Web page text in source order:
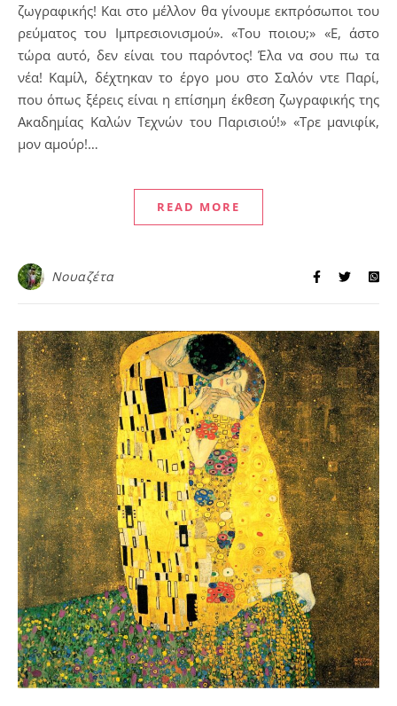
ζωγραφικής! Και στο μέλλον θα γίνουμε εκπρόσωποι του
ρεύματος του Ιμπρεσιονισμού». «Του ποιου;» «Ε, άστο
τώρα αυτό, δεν είναι του παρόντος! Έλα να σου πω τα
νέα! Καμίλ, δέχτηκαν το έργο μου στο Σαλόν ντε Παρί,
που όπως ξέρεις είναι η επίσημη έκθεση ζωγραφικής της
Ακαδημίας Καλών Τεχνών του Παρισιού!» «Τρε μανιφίκ,
μον αμούρ!…
READ MORE
Νουαζέτα